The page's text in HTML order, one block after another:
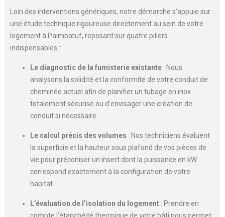
Loin des interventions génériques, notre démarche s’appuie sur
une étude technique rigoureuse directement au sein de votre
logement à Paimbœuf, reposant sur quatre piliers
indispensables :
Le diagnostic de la fumisterie existante : Nous
analysons la solidité et la conformité de votre conduit de
cheminée actuel afin de planifier un tubage en inox
totalement sécurisé ou d’envisager une création de
conduit si nécessaire.
Le calcul précis des volumes : Nos techniciens évaluent
la superficie et la hauteur sous plafond de vos pièces de
vie pour préconiser un insert dont la puissance en kW
correspond exactement à la configuration de votre
habitat.
L’évaluation de l’isolation du logement : Prendre en